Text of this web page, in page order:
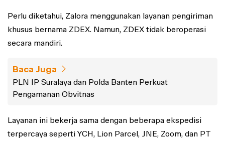
Perlu diketahui, Zalora menggunakan layanan pengiriman
khusus bernama ZDEX. Namun, ZDEX tidak beroperasi
secara mandiri.
Baca Juga
PLN IP Suralaya dan Polda Banten Perkuat
Pengamanan Obvitnas
Layanan ini bekerja sama dengan beberapa ekspedisi
terpercaya seperti YCH, Lion Parcel, JNE, Zoom, dan PT